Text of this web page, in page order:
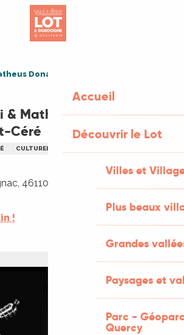
Accueil
Découvrir le Lot
Villes et
Plus beaux
Grandes
Paysages et
Parc -
Quercy
Donato DUO - Festival Saint-Céré
& Matheus Donato DUO -
Céré
CULTURELLE
46110 Cavagnac
!